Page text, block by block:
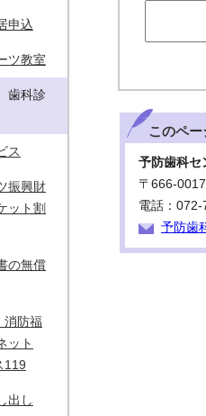
このペー
予防歯科セ
〒666-
電話：
予防歯
申込
ツ教室
歯科診
ス
振興財
ット割
の無償
消防福
ット
119
出し